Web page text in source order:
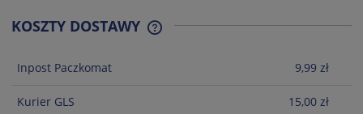
KOSZTY DOSTAWY
Inpost Paczkomat 9,99 zł
Kurier GLS 15,00 zł